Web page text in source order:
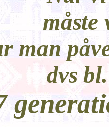
man
dvs